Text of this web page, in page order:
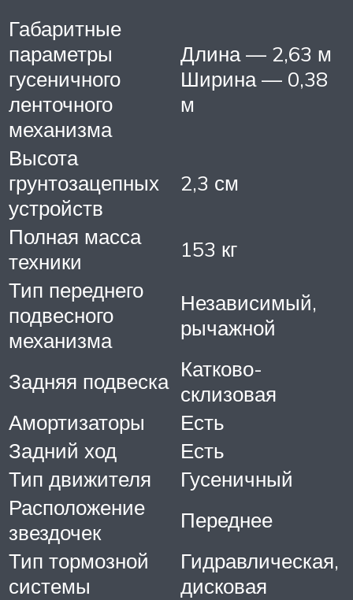
Габаритные
параметры
гусеничного
ленточного
механизма
Длина — 2,63 м
Ширина — 0,38
м
Высота
грунтозацепных
устройств
2,3 см
Полная масса
техники
153 кг
Тип переднего
подвесного
механизма
Независимый,
рычажной
Задняя подвеска Катково-
склизовая
Амортизаторы
Есть
Задний ход
Есть
Тип движителя
Гусеничный
Расположение
звездочек
Переднее
Тип тормозной
системы
Гидравлическая,
дисковая